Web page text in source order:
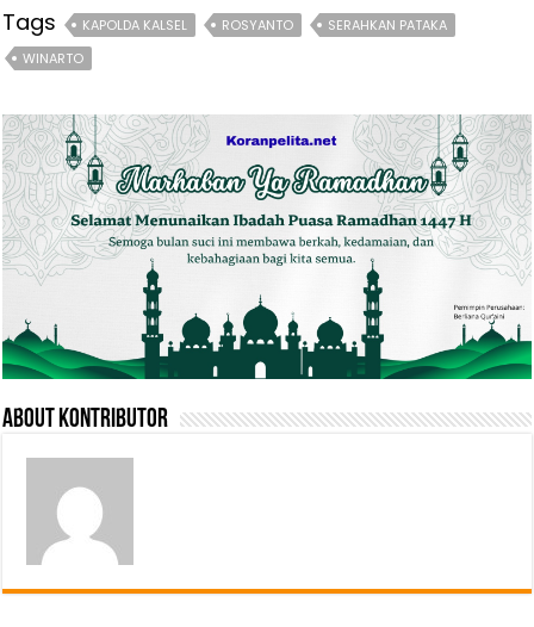
Tags KAPOLDA KALSEL ROSYANTO
SERAHKAN PATAKA
WINARTO
About Kontributor